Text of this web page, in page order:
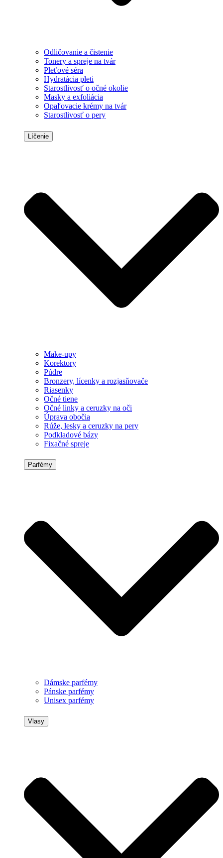
Odličovanie a čistenie
Tonery a spreje na tvár
Pleťové séra
Hydratácia pleti
Starostlivosť o očné okolie
Masky a exfoliácia
Opaľovacie krémy na tvár
Starostlivosť o pery
Líčenie
Make-upy
Korektory
Púdre
Bronzery, lícenky a rozjasňovače
Riasenky
Očné tiene
Očné linky a ceruzky na oči
Úprava obočia
Rúže, lesky a ceruzky na pery
Podkladové bázy
Fixačné spreje
Parfémy
Dámske parfémy
Pánske parfémy
Unisex parfémy
Vlasy